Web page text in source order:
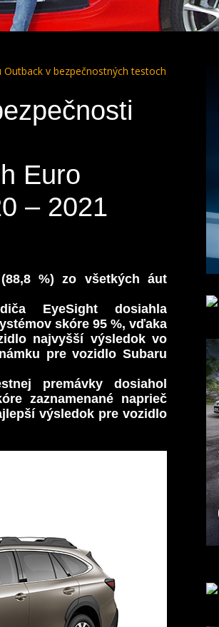
v bezpečnostných testoch
Euro
– 2021
%) zo všetkých áut
EyeSight dosiahla
skóre 95 %, vďaka
najvyšší výsledok vo
pre vozidlo Subaru
premávky dosiahol
zaznamenané naprieč
výsledok pre vozidlo